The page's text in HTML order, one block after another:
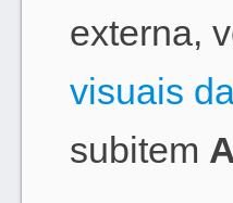
externa,
visuais
subitem